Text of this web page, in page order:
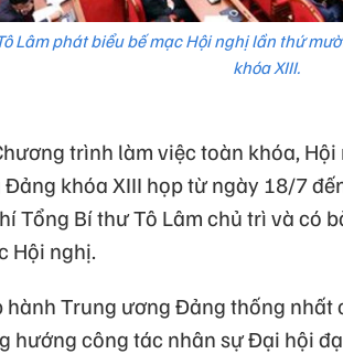
Lâm phát biểu bế mạc Hội nghị lần thứ
khóa XIII.
trình làm việc toàn khóa,
khóa XIII họp từ ngày 18/7
Tổng Bí thư Tô Lâm chủ trì và có
Hội nghị.
hành Trung ương Đảng thống
hướng công tác nhân sự Đại hội